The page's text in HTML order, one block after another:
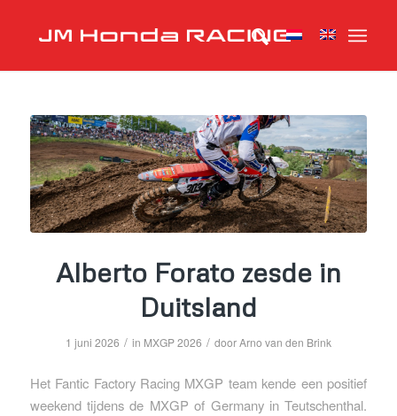
Alberto Forato zesde in
Duitsland
1 juni 2026 / in MXGP 2026 / doorArno van den Brink
Het Fantic Factory Racing MXGP team kende een positief
weekend tijdens de MXGP of Germany in Teutschenthal.